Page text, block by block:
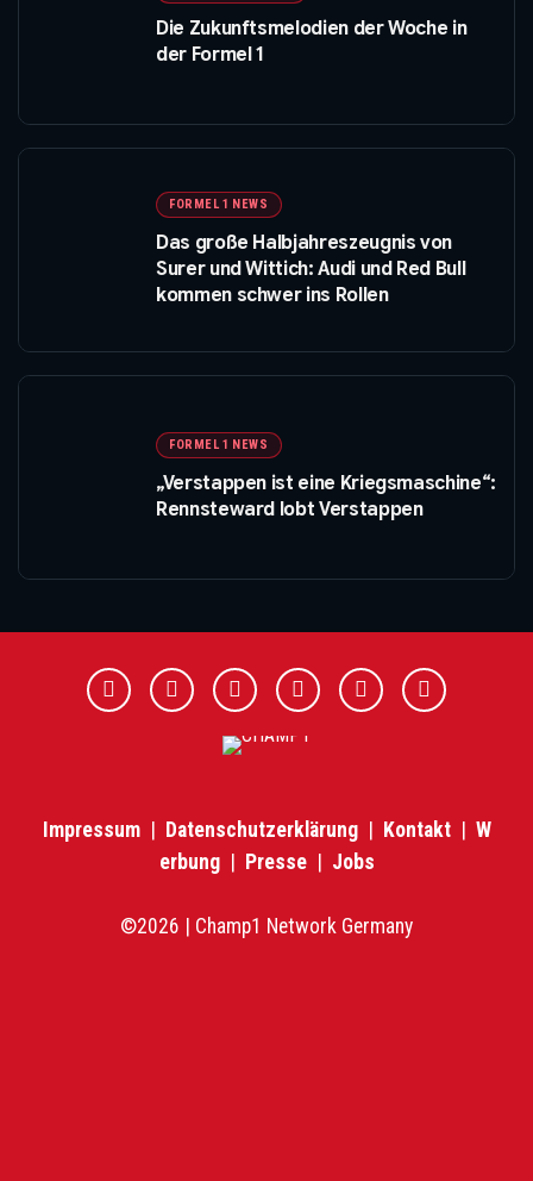
Die Zukunftsmelodien der Woche in
der Formel 1
FORMEL 1 NEWS
Das große Halbjahreszeugnis von
Surer und Wittich: Audi und Red Bull
kommen schwer ins Rollen
FORMEL 1 NEWS
„Verstappen ist eine Kriegsmaschine“:
Rennsteward lobt Verstappen
Impressum| Datenschutzerklärung| Kontakt| W
erbung| Presse| Jobs
©2026 | Champ1 Network Germany